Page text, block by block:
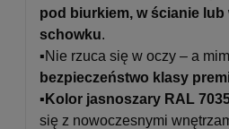
pod biurkiem, w ścianie lub
schowku.
▪️Nie rzuca się w oczy – a
bezpieczeństwo klasy
▪️ Kolor jasnoszary RAL
się z nowoczesnymi